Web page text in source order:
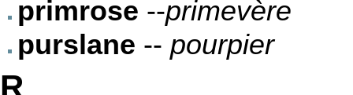
primrose --primevère
purslane -- pourpier
R